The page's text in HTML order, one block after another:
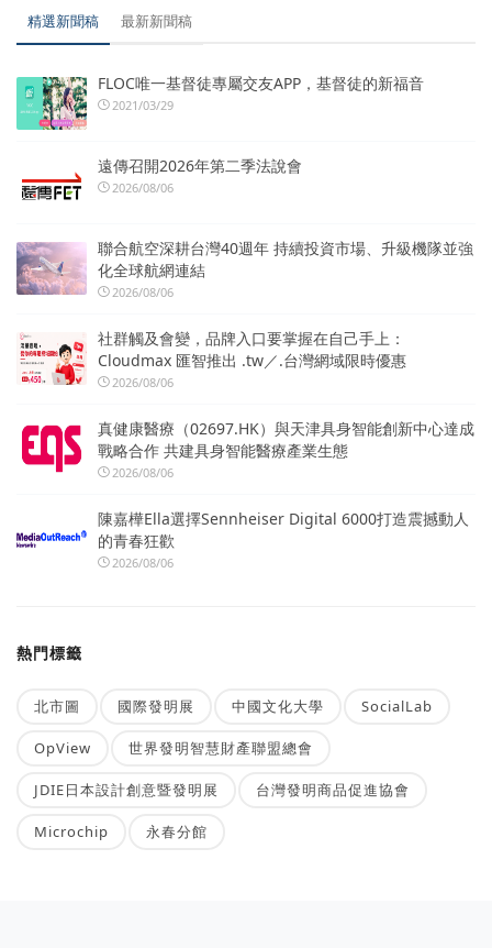
精選新聞稿 最新新聞稿
FLOC唯一基督徒專屬交友APP，基督徒的新福音
2021/03/29
遠傳召開2026年第二季法說會
2026/08/06
聯合航空深耕台灣40週年 持續投資市場、升級機隊並強
化全球航網連結
2026/08/06
社群觸及會變，品牌入口要掌握在自己手上：
Cloudmax 匯智推出 .tw／.台灣網域限時優惠
2026/08/06
真健康醫療（02697.HK）與天津具身智能創新中心達成
戰略合作 共建具身智能醫療產業生態
2026/08/06
陳嘉樺Ella選擇Sennheiser Digital 6000打造震撼動人
的青春狂歡
2026/08/06
熱門標籤
北市圖 國際發明展 中國文化大學 SocialLab
OpView 世界發明智慧財產聯盟總會
JDIE日本設計創意暨發明展 台灣發明商品促進協會
Microchip 永春分館